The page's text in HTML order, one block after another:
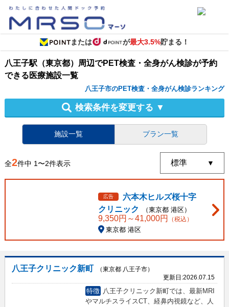
または が最大3.5%貯まる！
八王子駅（東京都）周辺でPET検査・全身がん検診が予約
できる医療施設一覧
八王子市のPET検査・全身がん検診ランキング
検索条件を変更する ▼
施設一覧 プラン一覧
全2件中 1〜2件表示
広告
六本木ヒルズ桜十字
クリニック
（東京都 港区）
9,350円～41,000円 （税込）
東京都 港区
八王子クリニック新町
（東京都 八王子市）
更新日:2026.07.15
特徴 八王子クリニック新町では、最新MRI
やマルチスライスCT、経鼻内視鏡など、人